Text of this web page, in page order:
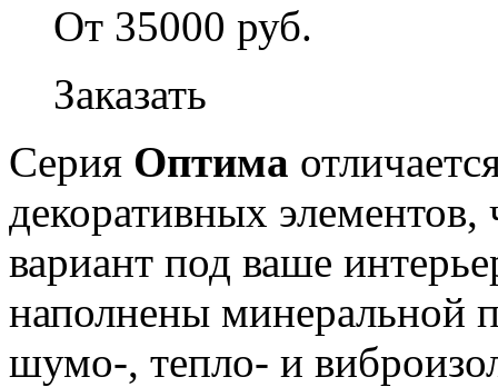
От 35000 руб.
Заказать
Серия Оптима
декоративных
вариант под ваше
наполнены минеральной
шумо-, тепло- и